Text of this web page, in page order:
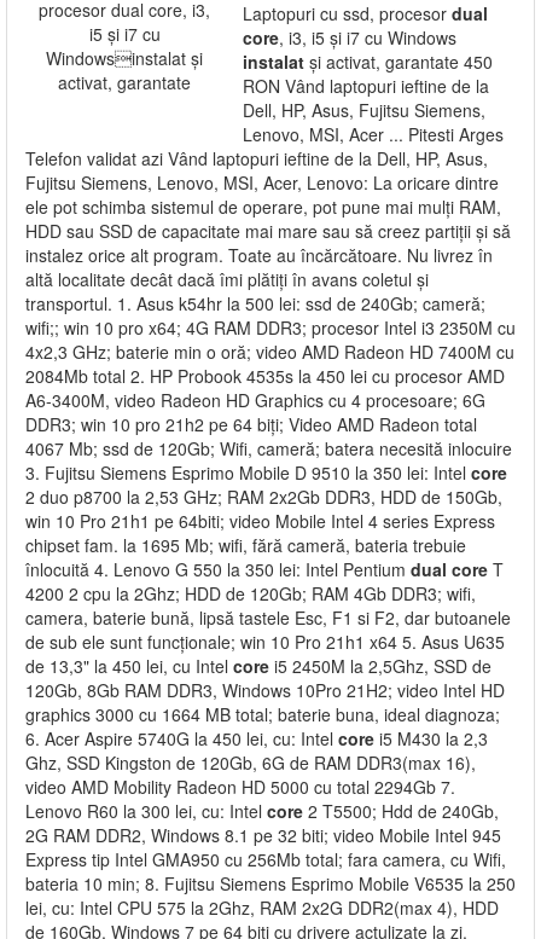
Laptopuri cu ssd, procesor dual
core, i3, i5 și i7 cu Windows
instalat și activat, garantate 450
RON Vând laptopuri ieftine de la
Dell, HP, Asus, Fujitsu Siemens,
Lenovo, MSI, Acer ... Pitesti Arges
Telefon validat azi Vând laptopuri ieftine de la Dell, HP, Asus,
Fujitsu Siemens, Lenovo, MSI, Acer, Lenovo: La oricare dintre
ele pot schimba sistemul de operare, pot pune mai mulți RAM,
HDD sau SSD de capacitate mai mare sau să creez partiții și să
instalez orice alt program. Toate au încărcătoare. Nu livrez în
altă localitate decât dacă îmi plătiți în avans coletul și
transportul. 1. Asus k54hr la 500 lei: ssd de 240Gb; cameră;
wifi;; win 10 pro x64; 4G RAM DDR3; procesor Intel i3 2350M cu
4x2,3 GHz; baterie min o oră; video AMD Radeon HD 7400M cu
2084Mb total 2. HP Probook 4535s la 450 lei cu procesor AMD
A6-3400M, video Radeon HD Graphics cu 4 procesoare; 6G
DDR3; win 10 pro 21h2 pe 64 biți; Video AMD Radeon total
4067 Mb; ssd de 120Gb; Wifi, cameră; batera necesită inlocuire
3. Fujitsu Siemens Esprimo Mobile D 9510 la 350 lei: Intel core
2 duo p8700 la 2,53 GHz; RAM 2x2Gb DDR3, HDD de 150Gb,
win 10 Pro 21h1 pe 64biti; video Mobile Intel 4 series Express
chipset fam. la 1695 Mb; wifi, fără cameră, bateria trebuie
înlocuită 4. Lenovo G 550 la 350 lei: Intel Pentium dual core T
4200 2 cpu la 2Ghz; HDD de 120Gb; RAM 4Gb DDR3; wifi,
camera, baterie bună, lipsă tastele Esc, F1 si F2, dar butoanele
de sub ele sunt funcționale; win 10 Pro 21h1 x64 5. Asus U635
de 13,3" la 450 lei, cu Intel core i5 2450M la 2,5Ghz, SSD de
120Gb, 8Gb RAM DDR3, Windows 10Pro 21H2; video Intel HD
graphics 3000 cu 1664 MB total; baterie buna, ideal diagnoza;
6. Acer Aspire 5740G la 450 lei, cu: Intel core i5 M430 la 2,3
Ghz, SSD Kingston de 120Gb, 6G de RAM DDR3(max 16),
video AMD Mobility Radeon HD 5000 cu total 2294Gb 7.
Lenovo R60 la 300 lei, cu: Intel core 2 T5500; Hdd de 240Gb,
2G RAM DDR2, Windows 8.1 pe 32 biti; video Mobile Intel 945
Express tip Intel GMA950 cu 256Mb total; fara camera, cu Wifi,
bateria 10 min; 8. Fujitsu Siemens Esprimo Mobile V6535 la 250
lei, cu: Intel CPU 575 la 2Ghz, RAM 2x2G DDR2(max 4), HDD
de 160Gb, Windows 7 pe 64 biti cu drivere actulizate la zi,